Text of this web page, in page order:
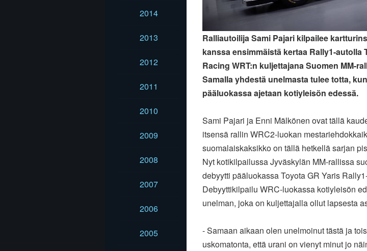
2014
2013
2012
2011
2010
2009
2008
2007
2006
2005
Ralliautoilija Sami Pajari kilpailee
kanssa ensimmäistä kertaa Rally1-autolla
Racing WRT:n kuljettajana Suomen MM-
Samalla yhdestä unelmasta tulee totta,
pääluokassa ajetaan kotiyleisön edessä.
Sami Pajari ja Enni Mälkönen ovat tällä
itsensä rallin WRC2-luokan
suomalaiskaksikko on tällä hetkellä sarjan
Nyt kotikilpailussa Jyväskylän MM-rallissa
debyytti pääluokassa Toyota GR Yaris
Debyyttikilpailu WRC-luokassa kotiyleisön
unelman, joka on kuljettajalla ollut lapsesta
- Samaan aikaan olen unelmoinut tästä ja
uskomatonta, että urani on vienyt minut jo